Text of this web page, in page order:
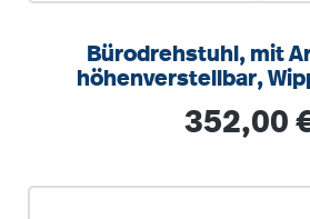
Bürodrehstuhl, mit
höhenverstellbar,
Regulärer
352,00